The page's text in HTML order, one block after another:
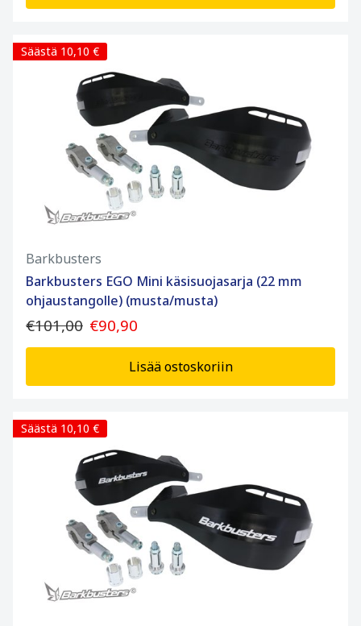
Säästä 10,10 €
Barkbusters
Barkbusters EGO Mini käsisuojasarja (22 mm
ohjaustangolle) (musta/musta)
€101,00 €90,90
Lisää ostoskoriin
Säästä 10,10 €